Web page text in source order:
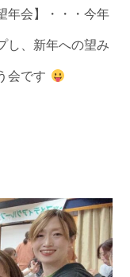
年会】・・・今年
し、新年への望み
会です